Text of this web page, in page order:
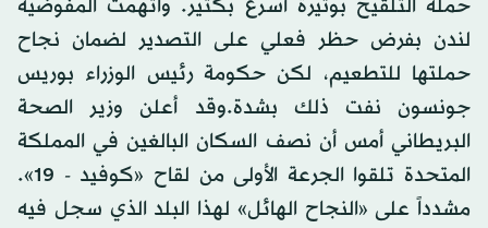
حملة التلقيح بوتيرة أسرع بكثير. واتهمت المفوضية
لندن بفرض حظر فعلي على التصدير لضمان نجاح
حملتها للتطعيم، لكن حكومة رئيس الوزراء بوريس
جونسون نفت ذلك بشدة.وقد أعلن وزير الصحة
البريطاني أمس أن نصف السكان البالغين في المملكة
المتحدة تلقوا الجرعة الأولى من لقاح «كوفيد - 19».
مشدداً على «النجاح الهائل» لهذا البلد الذي سجل فيه